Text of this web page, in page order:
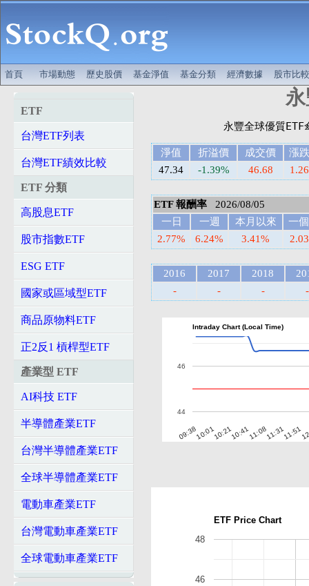
首頁 市場動態 歷史股價 基金淨值 基金分類 經濟數據 股市比較
ETF
台灣ETF列表
台灣ETF績效比較
ETF 分類
高股息ETF
股市指數ETF
ESG ETF
國家或區域型ETF
商品原物料ETF
正2反1 槓桿型ETF
產業型 ETF
AI科技 ETF
半導體產業ETF
台灣半導體產業ETF
全球半導體產業ETF
電動車產業ETF
台灣電動車產業ETF
全球電動車產業ETF
淨值 折溢價 成交價
漲跌
47.34
-1.39% 46.68 1.26
ETF 報酬率 2026/08/05
一日
一週 本月以來
一
2.77%
6.24% 3.41%
2016 2017 2018
-
- - -
Intraday Chart (Local Time)
09:3810:0110:2110:4111:0811:3111:51
44
46
ETF Price Chart
46
48